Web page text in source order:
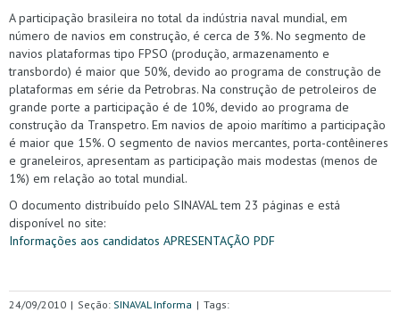
A participação brasileira no total da indústria naval mundial, em
número de navios em construção, é cerca de 3%. No segmento de
navios plataformas tipo FPSO (produção, armazenamento e
transbordo) é maior que 50%, devido ao programa de construção de
plataformas em série da Petrobras. Na construção de petroleiros de
grande porte a participação é de 10%, devido ao programa de
construção da Transpetro. Em navios de apoio marítimo a participação
é maior que 15%. O segmento de navios mercantes, porta-contêineres
e graneleiros, apresentam as participação mais modestas (menos de
1%) em relação ao total mundial.
O documento distribuído pelo SINAVAL tem 23 páginas e está
disponível no site:
Informações aos candidatos APRESENTAÇÃO PDF
24/09/2010 | Seção: SINAVAL Informa | Tags: